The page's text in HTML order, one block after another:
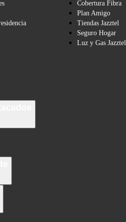
Cobertura Fibra
Plan Amigo
Tiendas Jazztel
Seguro Hogar
Luz y Gas Jazztel